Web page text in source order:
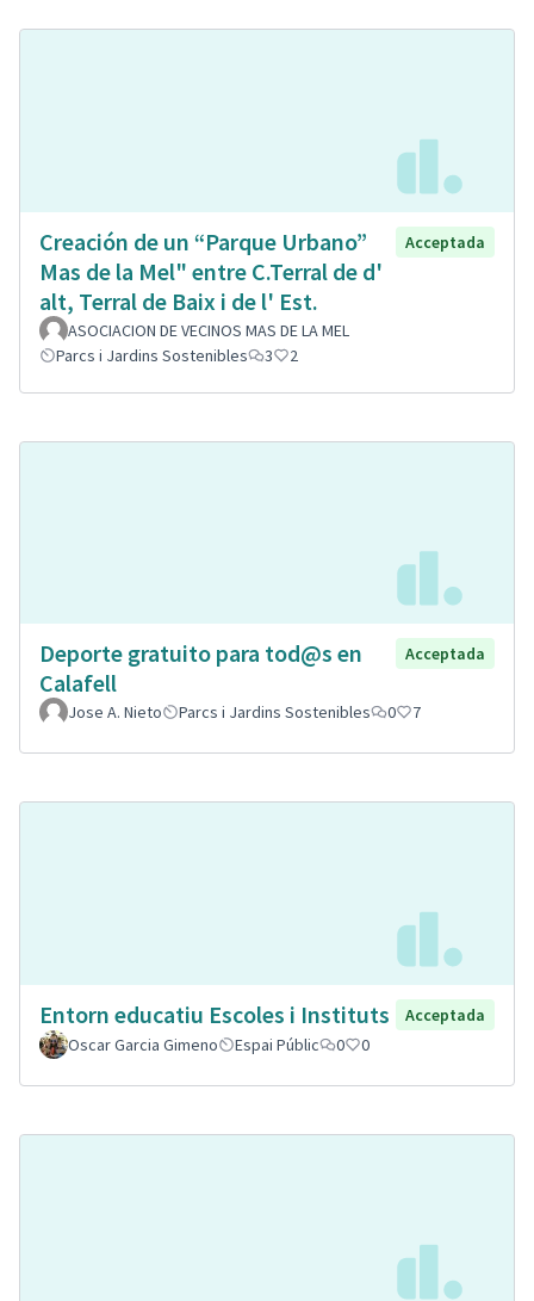
Creación de un “Parque Urbano”
Mas de la Mel" entre C.Terral de d'
alt, Terral de Baix i de l' Est.
Acceptada
ASOCIACION DE VECINOS MAS DE LA MEL
Parcs i Jardins Sostenibles
3 2
Deporte gratuito para tod@s en
Calafell
Acceptada
Jose A. Nieto Parcs i Jardins Sostenibles 0 7
Entorn educatiu Escoles i Instituts
Acceptada
Oscar Garcia Gimeno
Espai Públic 0 0